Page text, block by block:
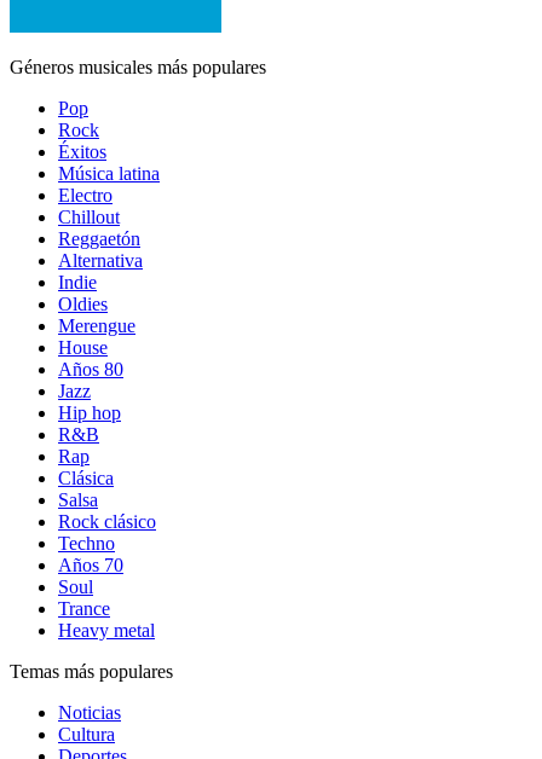
Géneros musicales más populares
Pop
Rock
Éxitos
Música latina
Electro
Chillout
Reggaetón
Alternativa
Indie
Oldies
Merengue
House
Años 80
Jazz
Hip hop
R&B
Rap
Clásica
Salsa
Rock clásico
Techno
Años 70
Soul
Trance
Heavy metal
Temas más populares
Noticias
Cultura